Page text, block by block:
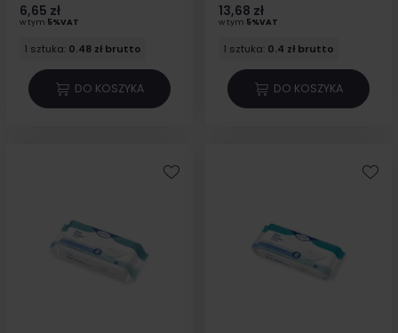
6,65 zł
w tym 5%VAT
1 sztuka: 0.48 zł brutto
DO KOSZYKA
13,68 zł
w tym 5%VAT
1 sztuka: 0.4 zł brutto
DO KOSZYKA